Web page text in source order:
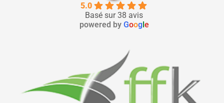
5.0
Basé sur 38 avis
powered by Google